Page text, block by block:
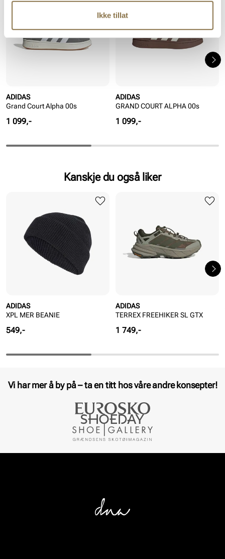
Ikke tillat
ADIDAS
Grand Court Alpha 00s
Pris
1 099,-
ADIDAS
GRAND COURT ALPHA 00s
Pris
1 099,-
Kanskje du også liker
ADIDAS
XPL MER BEANIE
Pris
549,-
ADIDAS
TERREX FREEHIKER SL GTX
Pris
1 749,-
Vi har mer å by på – ta en titt hos våre andre konsepter!